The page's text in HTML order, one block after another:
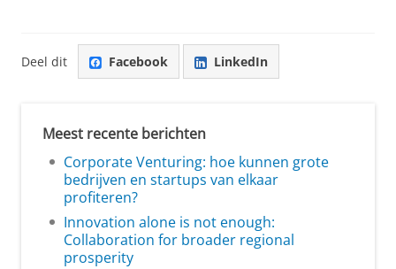
Deel dit Facebook LinkedIn
Meest recente berichten
Corporate Venturing: hoe kunnen grote
bedrijven en startups van elkaar
profiteren?
Innovation alone is not enough:
Collaboration for broader regional
prosperity